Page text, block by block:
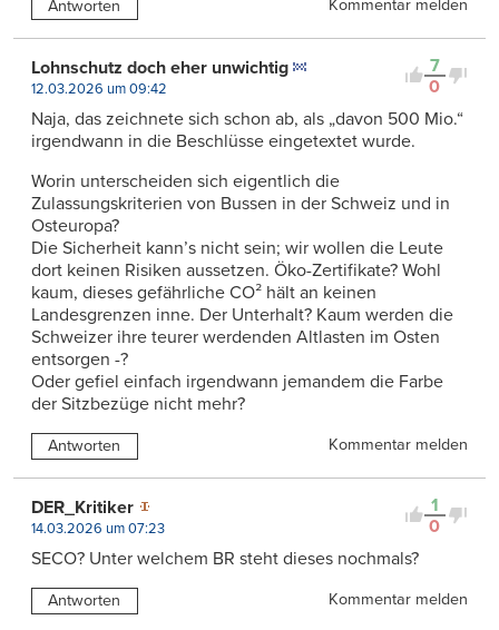
Antworten Kommentar melden
7
0
Lohnschutz doch eher unwichtig
12.03.2026 um 09:42
Naja, das zeichnete sich schon ab, als „davon 500 Mio.“
irgendwann in die Beschlüsse eingetextet wurde.
Worin unterscheiden sich eigentlich die
Zulassungskriterien von Bussen in der Schweiz und in
Osteuropa?
Die Sicherheit kann’s nicht sein; wir wollen die Leute
dort keinen Risiken aussetzen. Öko-Zertifikate? Wohl
kaum, dieses gefährliche CO² hält an keinen
Landesgrenzen inne. Der Unterhalt? Kaum werden die
Schweizer ihre teurer werdenden Altlasten im Osten
entsorgen -?
Oder gefiel einfach irgendwann jemandem die Farbe
der Sitzbezüge nicht mehr?
Antworten Kommentar melden
1
0
DER_Kritiker
14.03.2026 um 07:23
SECO? Unter welchem BR steht dieses nochmals?
Antworten Kommentar melden